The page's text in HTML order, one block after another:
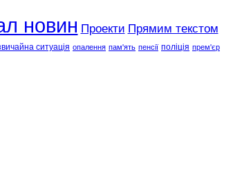
новин Проекти Прямим текстом
ситуація опалення пам'ять пенсії поліція прем'єр